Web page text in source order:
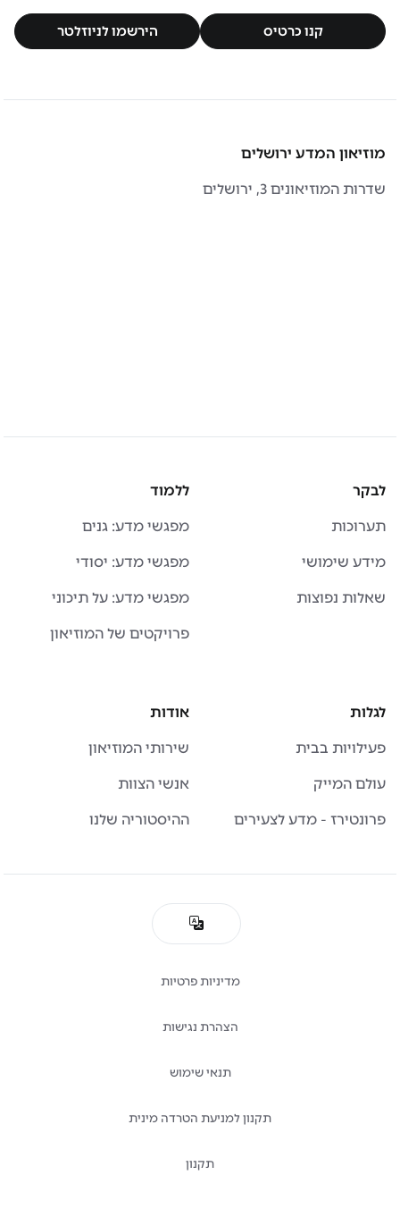
קנו כרטיס הירשמו לניוזלטר
מוזיאון המדע ירושלים
שדרות המוזיאונים 3, ירושלים
לבקר
תערוכות
מידע שימושי
שאלות נפוצות
ללמוד
מפגשי מדע: גנים
מפגשי מדע: יסודי
מפגשי מדע: על תיכוני
פרויקטים של המוזיאון
לגלות
פעילויות בבית
עולם המייק
פרונטירז - מדע לצעירים
אודות
שירותי המוזיאון
אנשי הצוות
ההיסטוריה שלנו
מדיניות פרטיות
הצהרת נגישות
תנאי שימוש
תקנון למניעת הטרדה מינית
תקנון